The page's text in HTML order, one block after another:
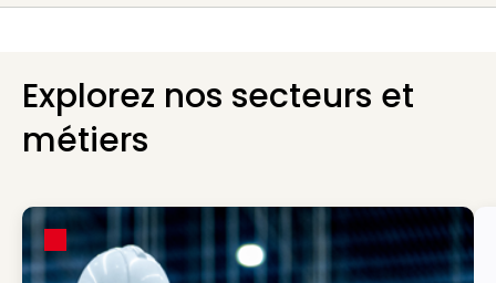
Explorez nos secteurs et
métiers